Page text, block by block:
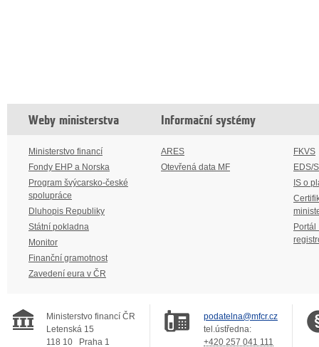
Weby ministerstva
Ministerstvo financí
Fondy EHP a Norska
Program švýcarsko-české
spolupráce
Dluhopis Republiky
Státní pokladna
Monitor
Finanční gramotnost
Zavedení eura v ČR
Informační systémy
ARES
Otevřená data MF
FKVS
EDS/
IS o
Portál
Ministerstvo financí ČR
Letenská 15
118 10
Praha 1
podatelna@mfcr.cz
tel.ústředna:
+420 257 041 111